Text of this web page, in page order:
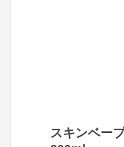
スキンベー